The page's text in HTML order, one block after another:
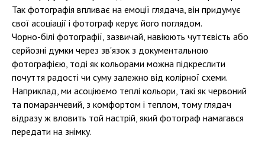
Так фотографія впливає на емоції глядача, він придумує
свої асоціації і фотограф керує його поглядом.
Чорно-білі фотографії, зазвичай, навіюють чуттєвість або
серйозні думки через зв'язок з документальною
фотографією, тоді як кольорами можна підкреслити
почуття радості чи суму залежно від колірної схеми.
Наприклад, ми асоціюємо теплі кольори, такі як червоний
та помаранчевий, з комфортом і теплом, тому глядач
відразу ж вловить той настрій, який фотограф намагався
передати на знімку.